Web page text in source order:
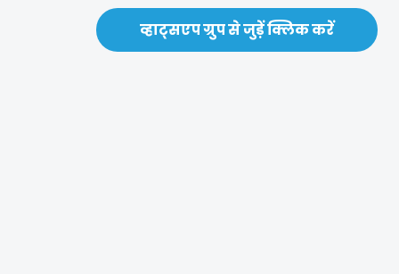
व्हाट्सएप ग्रुप से जुड़ें क्लिक करें